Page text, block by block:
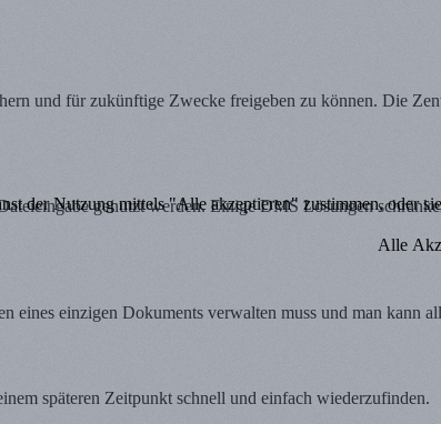
und für zukünftige Zwecke freigeben zu können. Die
genutzt werden. Einige DMS Lösungen
einzigen Dokuments verwalten muss und man kann
späteren Zeitpunkt schnell und einfach wiederzufinden.
der Nutzung mittels "Alle akzeptieren" zustimmen, oder
Alle